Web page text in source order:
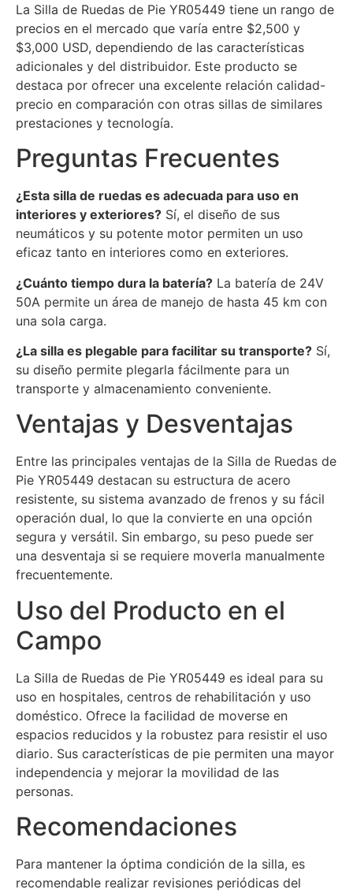
La Silla de Ruedas de Pie YR05449 tiene un rango de
precios en el mercado que varía entre $2,500 y
$3,000 USD, dependiendo de las características
adicionales y del distribuidor. Este producto se
destaca por ofrecer una excelente relación calidad-
precio en comparación con otras sillas de similares
prestaciones y tecnología.
Preguntas Frecuentes
¿Esta silla de ruedas es adecuada para uso en
interiores y exteriores? Sí, el diseño de sus
neumáticos y su potente motor permiten un uso
eficaz tanto en interiores como en exteriores.
¿Cuánto tiempo dura la batería? La batería de 24V
50A permite un área de manejo de hasta 45 km con
una sola carga.
¿La silla es plegable para facilitar su transporte? Sí,
su diseño permite plegarla fácilmente para un
transporte y almacenamiento conveniente.
Ventajas y Desventajas
Entre las principales ventajas de la Silla de Ruedas de
Pie YR05449 destacan su estructura de acero
resistente, su sistema avanzado de frenos y su fácil
operación dual, lo que la convierte en una opción
segura y versátil. Sin embargo, su peso puede ser
una desventaja si se requiere moverla manualmente
frecuentemente.
Uso del Producto en el
Campo
La Silla de Ruedas de Pie YR05449 es ideal para su
uso en hospitales, centros de rehabilitación y uso
doméstico. Ofrece la facilidad de moverse en
espacios reducidos y la robustez para resistir el uso
diario. Sus características de pie permiten una mayor
independencia y mejorar la movilidad de las
personas.
Recomendaciones
Para mantener la óptima condición de la silla, es
recomendable realizar revisiones periódicas del